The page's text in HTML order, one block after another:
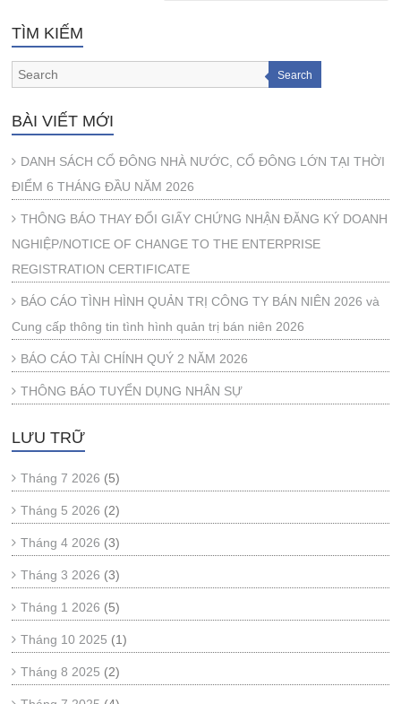
TÌM KIẾM
Search
BÀI VIẾT MỚI
DANH SÁCH CỔ ĐÔNG NHÀ NƯỚC, CỔ ĐÔNG LỚN TẠI THỜI
ĐIỂM 6 THÁNG ĐẦU NĂM 2026
THÔNG BÁO THAY ĐỔI GIẤY CHỨNG NHẬN ĐĂNG KÝ DOANH
NGHIỆP/NOTICE OF CHANGE TO THE ENTERPRISE
REGISTRATION CERTIFICATE
BÁO CÁO TÌNH HÌNH QUẢN TRỊ CÔNG TY BÁN NIÊN 2026 và
Cung cấp thông tin tình hình quản trị bán niên 2026
BÁO CÁO TÀI CHÍNH QUÝ 2 NĂM 2026
THÔNG BÁO TUYỂN DỤNG NHÂN SỰ
LƯU TRỮ
Tháng 7 2026 (5)
Tháng 5 2026 (2)
Tháng 4 2026 (3)
Tháng 3 2026 (3)
Tháng 1 2026 (5)
Tháng 10 2025 (1)
Tháng 8 2025 (2)